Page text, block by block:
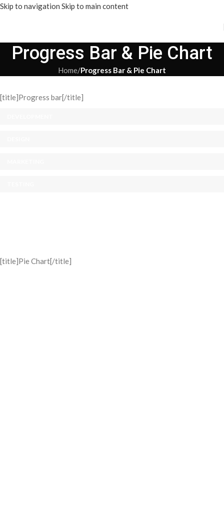
Skip to navigation Skip to main content
Progress Bar & Pie Chart
Home/Progress Bar & Pie Chart
[title]Progress bar[/title]
[title]Pie Chart[/title]